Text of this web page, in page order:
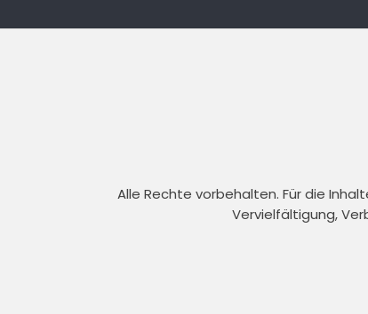
Alle Rechte vorbehalten. Für die
Vervielfältigung,